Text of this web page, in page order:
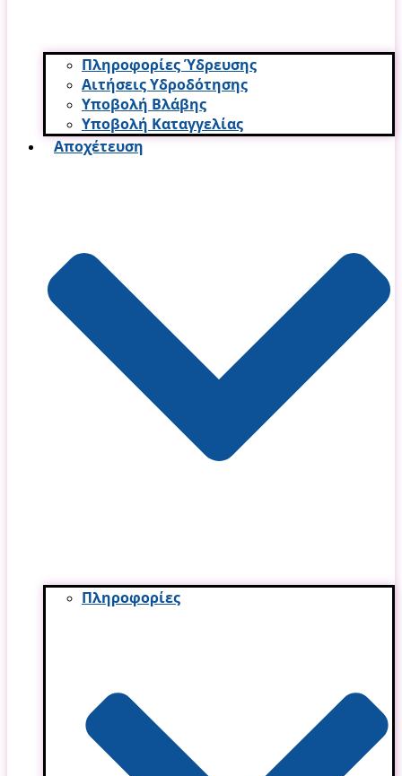
Πληροφορίες Ύδρευσης
Αιτήσεις Υδροδότησης
Υποβολή Βλάβης
Υποβολή Καταγγελίας
Αποχέτευση
Πληροφορίες